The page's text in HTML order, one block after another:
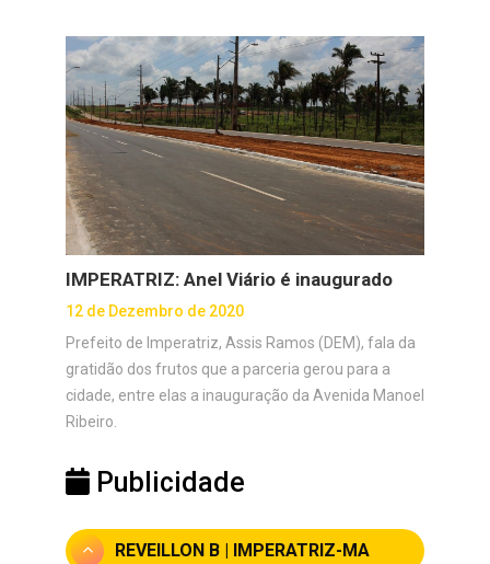
IMPERATRIZ: Anel Viário é inaugurado
12 de Dezembro de 2020
Prefeito de Imperatriz, Assis Ramos (DEM), fala da
gratidão dos frutos que a parceria gerou para a
cidade, entre elas a inauguração da Avenida Manoel
Ribeiro.
Publicidade
REVEILLON B | IMPERATRIZ-MA